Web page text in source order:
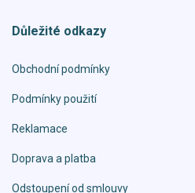
Důležité odkazy
Obchodní podmínky
Podmínky použití
Reklamace
Doprava a platba
Odstoupení od smlouvy